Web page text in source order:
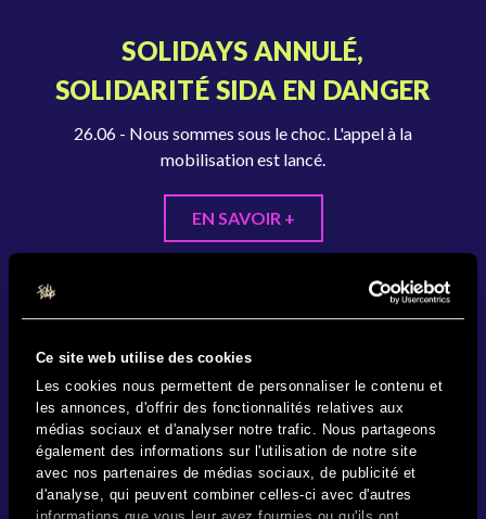
Ce site web utilise des cookies
Les cookies nous permettent de personnaliser le contenu et
les annonces, d'offrir des fonctionnalités relatives aux
médias sociaux et d'analyser notre trafic. Nous partageons
également des informations sur l'utilisation de notre site
avec nos partenaires de médias sociaux, de publicité et
d'analyse, qui peuvent combiner celles-ci avec d'autres
SOLIDAYS ANNULÉ,
SOLIDARITÉ SIDA EN DANGER
26.06 - Nous sommes sous le choc. L'appel à la
mobilisation est lancé.
EN SAVOIR +